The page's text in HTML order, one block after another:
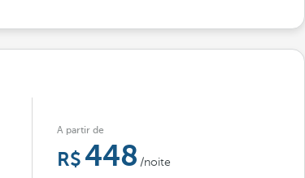
A partir de
448 /noite